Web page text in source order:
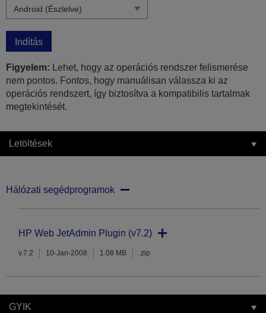
Indítás
Figyelem: Lehet, hogy az operációs rendszer felismerése
nem pontos. Fontos, hogy manuálisan válassza ki az
operációs rendszert, így biztosítva a kompatibilis tartalmak
megtekintését.
Letöltések
Hálózati segédprogramok
HP Web JetAdmin Plugin (v7.2)
v.7.2 10-Jan-2008 1.08 MB .zip
GYIK